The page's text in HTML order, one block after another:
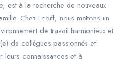
est à la recherche de nouveaux
Chez Lcoiff, nous mettons un
de travail harmonieux et
de collègues passionnés et
leurs connaissances et à